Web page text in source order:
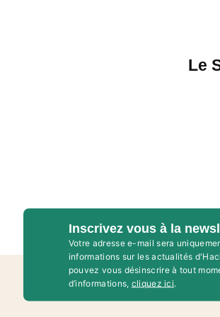
Le
Inscrivez vous à la
Votre adresse e-mail sera
informations sur les actualités
pouvez vous désinscrire à tout
d’informations, cliquez ici.